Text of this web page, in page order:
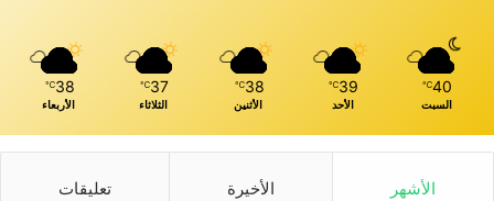
40
℃
السبت
39
℃
الأحد
38
℃
الأثنين
37
℃
الثلاثاء
38
℃
الأربعاء
الأشهر الأخيرة تعليقات